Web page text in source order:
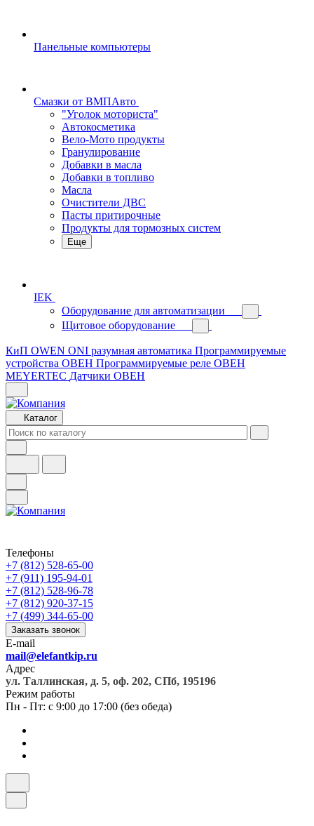
Панельные компьютеры
Смазки от ВМПАвто
"Уголок моториста"
Автокосметика
Вело-Мото продукты
Гранулирование
Добавки в масла
Добавки в топливо
Масла
Очистители ДВС
Пасты притирочные
Продукты для тормозных систем
Еще
IEK
Оборудование для автоматизации
Щитовое оборудование
КиП OWEN ONI разумная автоматика Программируемые
устройства ОВЕН Программируемые реле ОВЕН
MEYERTEC Датчики ОВЕН
Каталог
Телефоны
+7 (812) 528-65-00
+7 (911) 195-94-01
+7 (812) 528-96-78
+7 (812) 920-37-15
+7 (499) 344-65-00
Заказать звонок
E-mail
mail@elefantkip.ru
Адрес
ул. Таллинская, д. 5, оф. 202, СПб, 195196
Режим работы
Пн - Пт: с 9:00 до 17:00 (без обеда)